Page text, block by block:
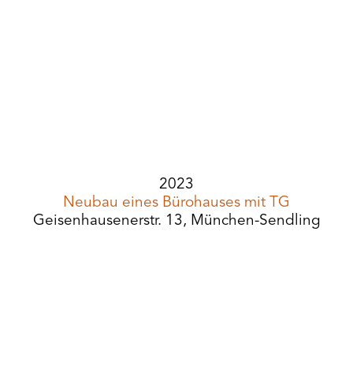
2023
Neubau eines Bürohauses mit TG
Geisenhausenerstr. 13, München-Sendling